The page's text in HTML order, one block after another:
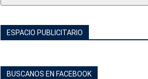
ESPACIO PUBLICITARIO
BUSCANOS EN FACEBOOK